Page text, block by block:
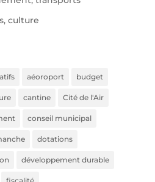
culture
aéoroport budget
cantine Cité de l'Air
conseil municipal
dotations
développement durable